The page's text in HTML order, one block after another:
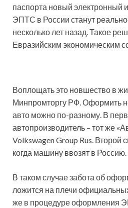
паспорта новый электронный
ЭПТС в России станут
несколько лет назад. Такое
Евразийским экономическим
Воплощать это новшество в
Минпромторгу РФ. Оформить
авто можно по-разному. В
автопроизводитель – тот же
Volkswagen Group Rus. Второй
когда машину ввозят в Россию.
В таком случае забота об
ложится на плечи
же в процедуре оформления